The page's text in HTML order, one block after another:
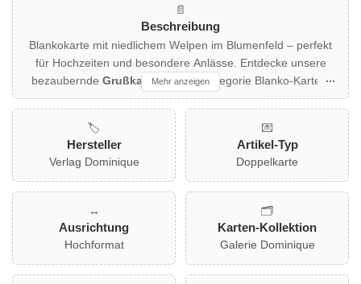
📄
Beschreibung
Blankokarte mit niedlichem Welpen im Blumenfeld – perfekt
für Hochzeiten und besondere Anlässe. Entdecke unsere
bezaubernde Grußkarteaus der Kategorie Blanko-Karten.
Das niedliche Welpenmotiv auf einem Hintergrund aus
zarten Blumen zieht alle Blicke auf sich und ist ideal für
Tierliebhaber sowie alle, die Freude schenken möchten. Die
Doppelkarte bietet viel Platz für persönliche Worte und
eignet sich perfekt für Geburtstage, Dankesbotschaften oder
einfach nur so. Ein Muss für jeden, der besondere Grüße
versenden möchte! Ein farblich passender Umschlag ist im
Lieferumfang enthalten.
Mehr anzeigen
🏷️
Hersteller
Verlag Dominique
💌
Artikel-Typ
Doppelkarte
↔️
Ausrichtung
Hochformat
🗂️
Karten-Kollektion
Galerie Dominique